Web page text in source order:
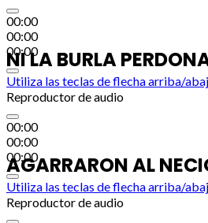
00:00
00:00
00:00
Utiliza las teclas de flecha arriba/
NI LA BURLA
Reproductor de audio
00:00
00:00
00:00
Utiliza las teclas de flecha arriba/
AGARRARON AL
Reproductor de audio